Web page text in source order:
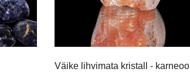
Väike lihvimata kristall - karneool